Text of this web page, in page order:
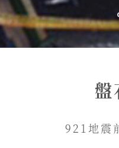
盤
921地震